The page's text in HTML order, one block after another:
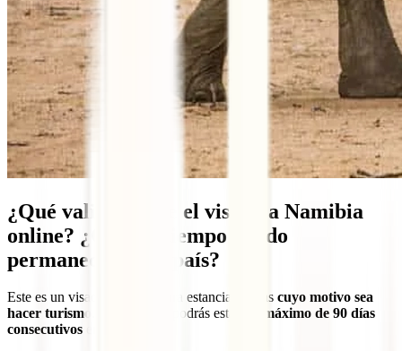
¿Qué validez tiene el visado a Namibia
online? ¿Cuánto tiempo puedo
permanecer en el país?
Este es un visado pensado para estancias cortas cuyo motivo sea
hacer turismo
. Gracias a él, podrás estar
un máximo de 90 días
consecutivos